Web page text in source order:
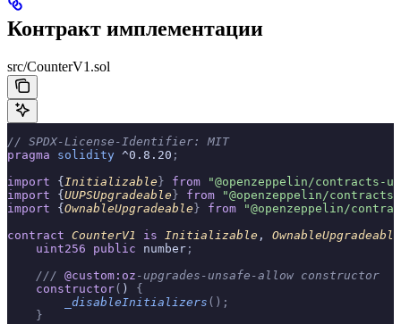
Контракт имплементации
src/CounterV1.sol
// SPDX-License-Identifier: MIT
pragma solidity ^0.8.20 ;
import { Initializable } from "@openzeppelin/
import { UUPSUpgradeable } from "@openzeppelin/
import { OwnableUpgradeable } from "@openzeppelin/
contract CounterV1 is Initializable , OwnableUpgradeable
    uint256
public number ;
    ///
@custom:oz -upgrades-unsafe-allow constructor
    constructor
( ) {
        _disableInitializers
();
    }